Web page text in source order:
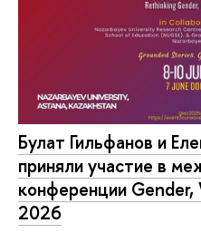
Булат Гильфанов и
приняли участие в
конференции
2026